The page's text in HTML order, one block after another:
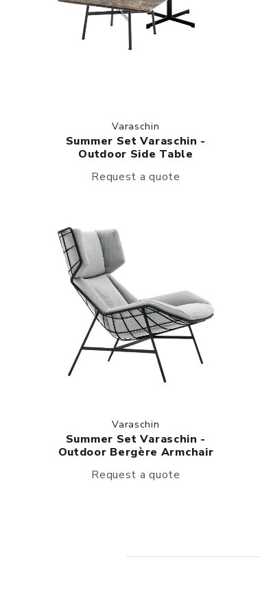
Varaschin
Summer Set Varaschin -
Outdoor Side Table
Request a quote
Varaschin
Summer Set Varaschin -
Outdoor Bergère Armchair
Request a quote